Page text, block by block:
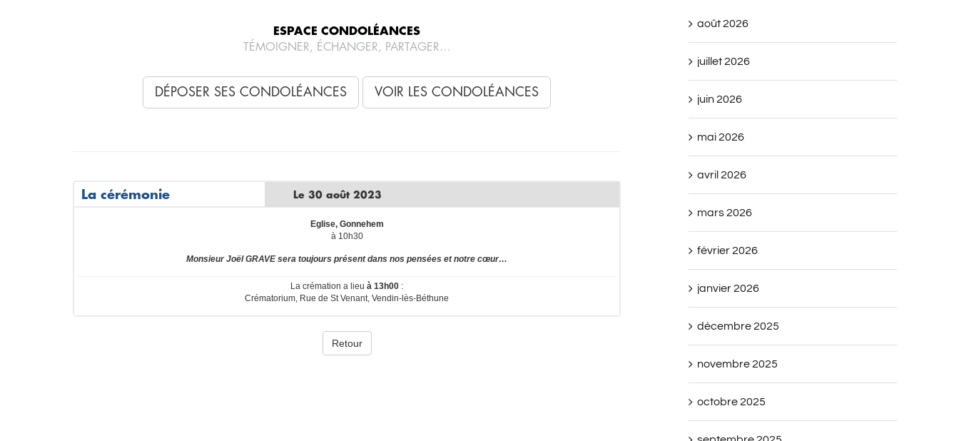
août 2026
juillet 2026
juin 2026
mai 2026
avril 2026
mars 2026
février 2026
janvier 2026
décembre 2025
novembre 2025
octobre 2025